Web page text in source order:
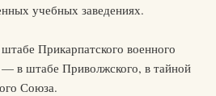
учебных заведениях.
Прикарпатского военного
в штабе Приволжского, в тайной
Союза.